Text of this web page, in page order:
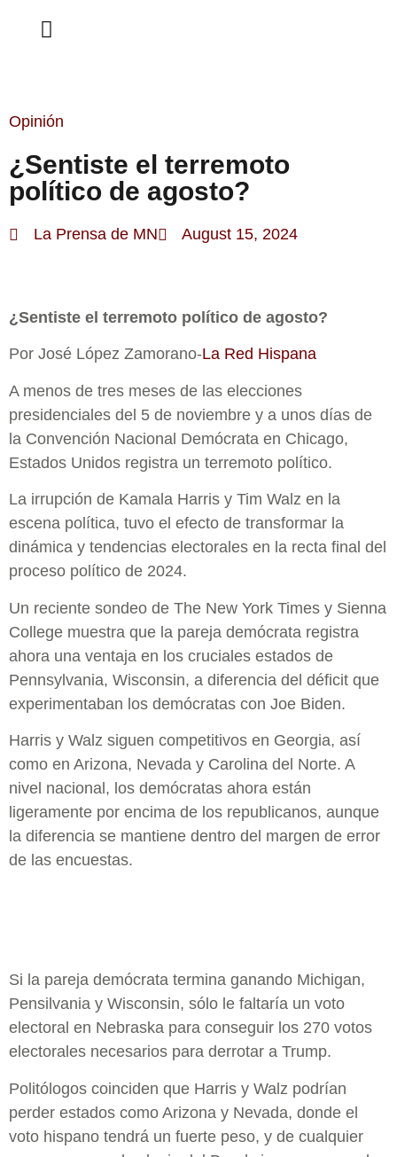
Opinión
¿Sentiste el terremoto
político de agosto?
La Prensa de MN August 15, 2024
¿Sentiste el terremoto político de agosto?
Por José López Zamorano-La Red Hispana
A menos de tres meses de las elecciones
presidenciales del 5 de noviembre y a unos días de
la Convención Nacional Demócrata en Chicago,
Estados Unidos registra un terremoto político.
La irrupción de Kamala Harris y Tim Walz en la
escena política, tuvo el efecto de transformar la
dinámica y tendencias electorales en la recta final del
proceso político de 2024.
Un reciente sondeo de The New York Times y Sienna
College muestra que la pareja demócrata registra
ahora una ventaja en los cruciales estados de
Pennsylvania, Wisconsin, a diferencia del déficit que
experimentaban los demócratas con Joe Biden.
Harris y Walz siguen competitivos en Georgia, así
como en Arizona, Nevada y Carolina del Norte. A
nivel nacional, los demócratas ahora están
ligeramente por encima de los republicanos, aunque
la diferencia se mantiene dentro del margen de error
de las encuestas.
Si la pareja demócrata termina ganando Michigan,
Pensilvania y Wisconsin, sólo le faltaría un voto
electoral en Nebraska para conseguir los 270 votos
electorales necesarios para derrotar a Trump.
Politólogos coinciden que Harris y Walz podrían
perder estados como Arizona y Nevada, donde el
voto hispano tendrá un fuerte peso, y de cualquier